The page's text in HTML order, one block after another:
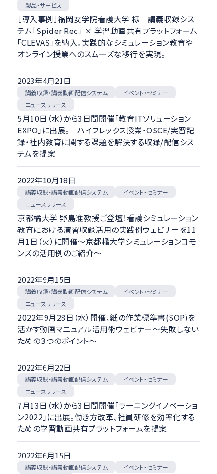
製品・サービス
［導入事例］福岡女学院看護大学 様｜講義収録シス
テム「Spider Rec」 × 学習動画共有プラットフォーム
「CLEVAS」を納入。実践的なシミュレーション教育や
オンライン授業へのスムーズな移行を実現。
2023年4月21日
講義収録・講義動画配信システム イベント・セミナー
ニュースリリース
5月10日（水）から3日間開催「教育ITソリューション
EXPO」に出展。 ハイフレックス授業・OSCE/実習記
録・社内教育に関する課題を解決する収録/配信シス
テムを提案
2022年10月18日
講義収録・講義動画配信システム イベント・セミナー
ニュースリリース
京都橘大学 野島准教授ご登壇！看護シミュレーション
教育における演習収録活用の実践例ウェビナーを11
月1日（火）に開催～京都橘大学シミュレーションコモ
ンズの活用例のご紹介～
2022年9月15日
講義収録・講義動画配信システム イベント・セミナー
ニュースリリース
2022年9月28日（水）開催、紙の作業標準書(SOP)を
活かす動画マニュアル活用術ウェビナー～失敗しない
ための３つのポイント～
2022年6月22日
講義収録・講義動画配信システム イベント・セミナー
ニュースリリース
7月13日（水）から3日間開催「ラーニングイノベーショ
ン2022」に出展。働き方改革、社員研修を効率化する
ための学習動画共有プラットフォームを提案
2022年6月15日
講義収録・講義動画配信システム イベント・セミナー